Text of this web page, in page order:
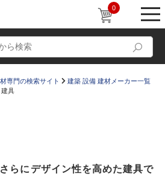
0
コラム
専門の検索サイト
建築 設備 建材メーカー一覧
建具
らにデザイン性を高めた建具で